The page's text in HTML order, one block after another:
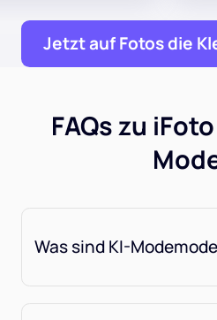
Jetzt auf Fotos die
FAQs zu
Was sind KI-